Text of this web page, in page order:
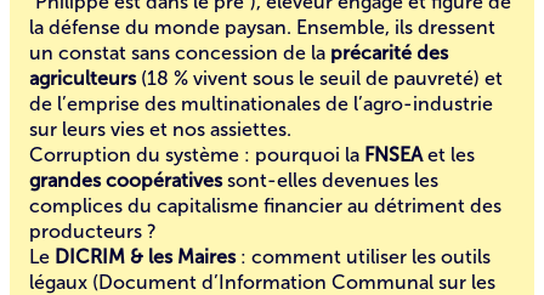
la défense du monde paysan. Ensemble, ils dressent
un constat sans concession de la précarité des
agriculteurs(18 % vivent sous le seuil de pauvreté) et
de l’emprise des multinationales de l’agro-industrie
sur leurs vies et nos assiettes.
Corruption du système : pourquoi la FNSEAet les
grandes coopérativessont-elles devenues les
complices du capitalisme financier au détriment des
producteurs ?
Le DICRIM & les Maires: comment utiliser les outils
légaux (Document d’Information Communal sur les